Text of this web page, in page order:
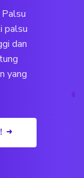
palsu
dan
yang